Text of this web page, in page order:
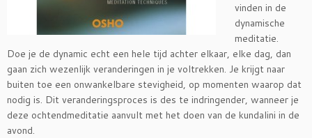
vinden in de
dynamische
meditatie.
Doe je de dynamic echt een hele tijd achter elkaar, elke dag, dan
gaan zich wezenlijk veranderingen in je voltrekken. Je krijgt naar
buiten toe een onwankelbare stevigheid, op momenten waarop dat
nodig is. Dit veranderingsproces is des te indringender, wanneer je
deze ochtendmeditatie aanvult met het doen van de kundalini in de
avond.